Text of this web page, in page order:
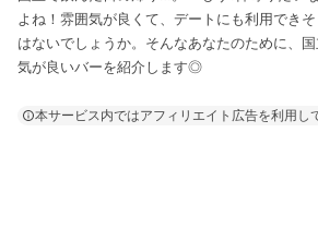
よね！雰囲気が良くて、デートにも利用でき
はないでしょうか。そんなあなたのために、
気が良いバーを紹介します◎
本サービス内ではアフィリエイト広告を利用し